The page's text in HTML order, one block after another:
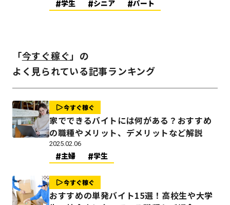
学生 シニア パート
「今すぐ稼ぐ 」の
よく見られている記事ランキング
今すぐ稼ぐ
家でできるバイトには何がある？おすすめ
の職種やメリット、デメリットなど解説
2025.02.06
主婦 学生
今すぐ稼ぐ
おすすめの単発バイト15選！高校生や大学